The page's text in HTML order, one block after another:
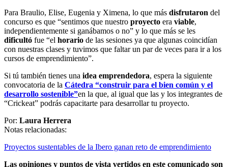
Para Braulio, Elise, Eugenia y Ximena, lo que más disfrutaron del
concurso es que “sentimos que nuestro proyecto era viable,
independientemente si ganábamos o no” y lo que más se les
dificultó fue “el horario de las sesiones ya que algunas coincidían
con nuestras clases y tuvimos que faltar un par de veces para ir a los
cursos de emprendimiento”.
Si tú también tienes una idea emprendedora, espera la siguiente
convocatoria de la Cátedra “construir para el bien común y el
desarrollo sostenible”en la que, al igual que las y los integrantes de
“Crickeat” podrás capacitarte para desarrollar tu proyecto.
Por: Laura Herrera
Notas relacionadas:
Proyectos sustentables de la Ibero ganan reto de emprendimiento
Las opiniones y puntos de vista vertidos en este comunicado son